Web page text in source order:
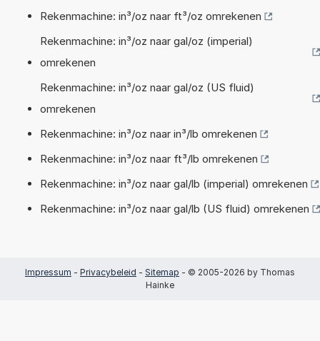
Rekenmachine: in³/oz naar ft³/oz omrekenen
Rekenmachine: in³/oz naar gal/oz (imperial)
omrekenen
Rekenmachine: in³/oz naar gal/oz (US fluid)
omrekenen
Rekenmachine: in³/oz naar in³/lb omrekenen
Rekenmachine: in³/oz naar ft³/lb omrekenen
Rekenmachine: in³/oz naar gal/lb (imperial) omrekenen
Rekenmachine: in³/oz naar gal/lb (US fluid) omrekenen
Impressum - Privacybeleid - Sitemap - © 2005-2026 by Thomas
Hainke